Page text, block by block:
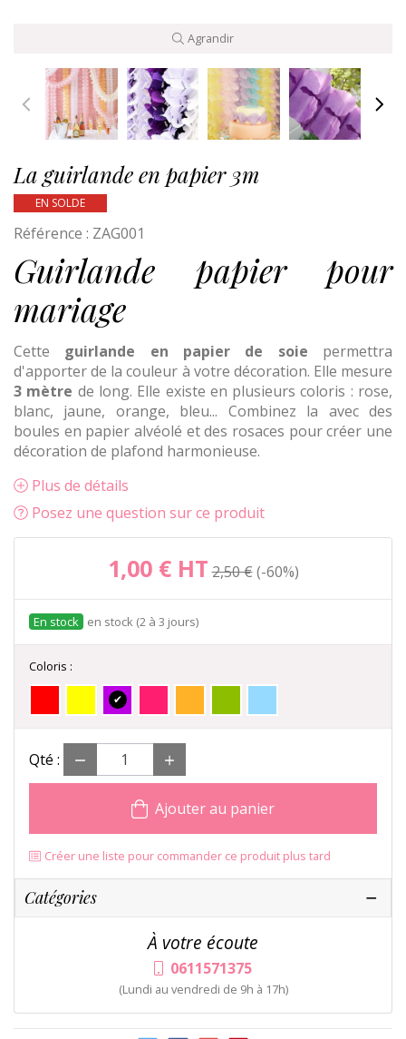
Agrandir
La guirlande en papier 3m
EN SOLDE
Référence : ZAG001
Guirlande papier pour
mariage
Cette guirlande en papier de soie permettra
d'apporter de la couleur à votre décoration. Elle mesure
3 mètre de long. Elle existe en plusieurs coloris : rose,
blanc, jaune, orange, bleu... Combinez la avec des
boules en papier alvéolé et des rosaces pour créer une
décoration de plafond harmonieuse.
Plus de détails
Posez une question sur ce produit
1,00 € HT 2,50 € -60%
en stock (2 à 3 jours)
Coloris :
Qté :
Ajouter au panier
Créer une liste pour commander ce produit plus tard
Catégories
À votre écoute
0611571375
(Lundi au vendredi de 9h à 17h)